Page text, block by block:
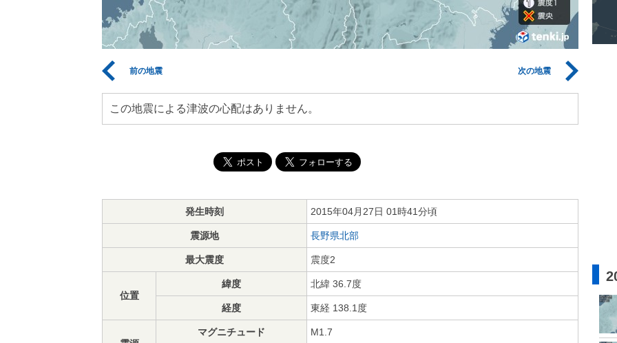
前の地震 次の地震
この地震による津波の心配はありません。
発生時刻 2015年04月27日 01時41分頃
震源地 長野県北部
最大震度 震度2
位置
緯度 北緯 36.7度
経度 東経 138.1度
マグニチュード M1.7